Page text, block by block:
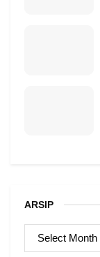
ARSIP
ARSIP